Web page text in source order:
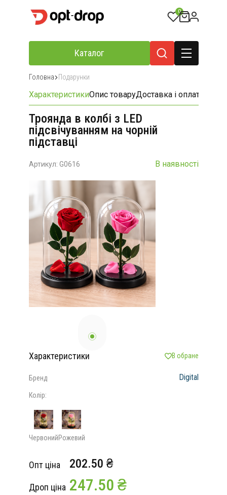
0
Каталог
Головна Подарунки
ХарактеристикиОпис товаруДоставка і оплата
Троянда в колбі з LED
підсвічуванням на чорній
підставці
Артикул: G0616 В наявності
Характеристики В обране
Бренд Digital
Колір:
ЧервонийРожевий
Опт ціна 202.50 ₴
Дроп ціна 247.50 ₴